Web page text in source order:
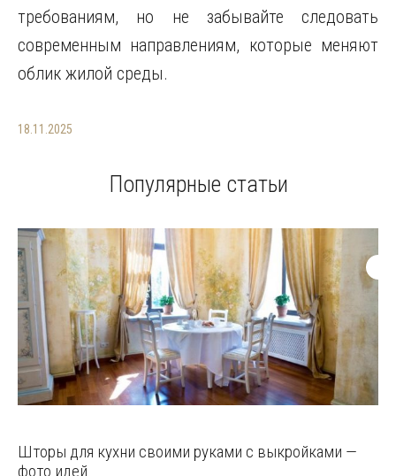
требованиям, но не забывайте следовать
современным направлениям, которые меняют
облик жилой среды.
18.11.2025
Популярные статьи
Шторы для кухни своими руками с выкройками —
фото идей